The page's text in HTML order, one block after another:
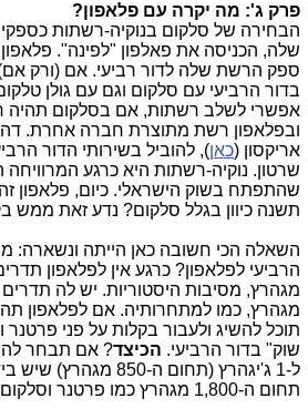
פרק ג': מה יקרה עם פלאפון?
הבחירה של סלקום בנוקיה-רשתות
שלה, הכניסה את פאלפון "לפינה".
ספק הרשת שלה לדור רביעי. אם (ורק
בדור הרביעי עם סלקום וגם עם גולן
אפשרי לשלב רשתות, אם בסלקום תהיה
ובפלאפון רשת מתוצרת חברה אחרת.
אריקסון (כאן), להוביל בשירותי הדור
שרטון. נוקיה-רשתות היא כרגע
שהתפתח בשוק הישראלי. כיום, פלאפון
תשנה כיוון בגלל סלקום? נדע זאת ממש
השאלה הכי חשובה כאן הייתה ונשארה:
מגהרץ, כמו למתחרותיה. אם לפלאפון
תוכל להשיג ולעבור בקלות על פני פרטנר
שוק" בדור הרביעי. הכיצד? אם תבחר
ל-1 ג'יגהרץ (תחום ה-850
תחום ה-1,800 מגהרץ כמו פרטנר וסלקום.